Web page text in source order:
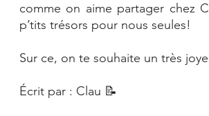
comme on aime partager chez
p’tits trésors pour nous seules!
Sur ce, on te souhaite un très
Écrit par : Clau 📝